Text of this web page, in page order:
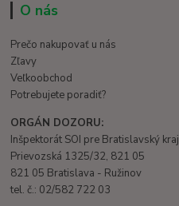
O nás
Prečo nakupovať u nás
Zľavy
Veľkoobchod
Potrebujete poradiť?
ORGÁN DOZORU:
Inšpektorát SOI pre Bratislavský kraj
Prievozská 1325/32, 821 05
821 05 Bratislava - Ružinov
tel. č.: 02/582 722 03